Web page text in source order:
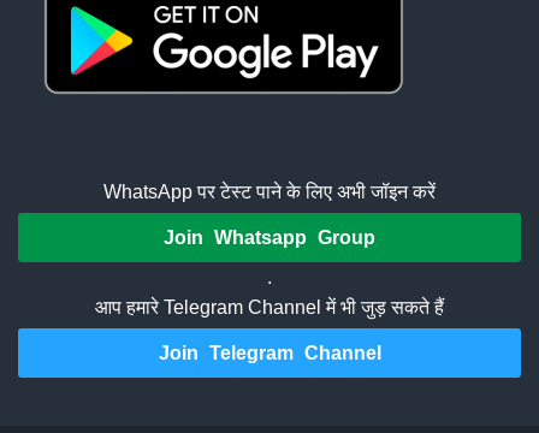
WhatsApp पर टेस्ट पाने के लिए अभी जॉइन करें
Join Whatsapp Group
.
आप हमारे Telegram Channel में भी जुड़ सकते हैं
Join Telegram Channel